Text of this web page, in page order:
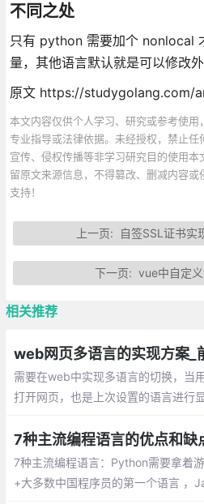
不同之处
只有 python 需要加个 nonlocal
量，其他语言默认就是可以修改
原文 https://studygolang.com/
本文内容仅供个人学习、研究或参考使用
专业指导或法律依据。未经授权，禁止
宣传、侵权传播等非学习研究目的使用
留原文来源信息，不得篡改、删减内容
支持！
上一页: 自签SSL证书实
下一页: vue中自定
相关推荐
web网页多语言的实现方案_
需要在web中实现多语言的切换，当
打开网页，也是上次设置的语言进行
on字符串
7种主流编程语言的优点和缺
7种主流编程语言：Python需要拿着
+大多数中国程序员的第一个语言 ，